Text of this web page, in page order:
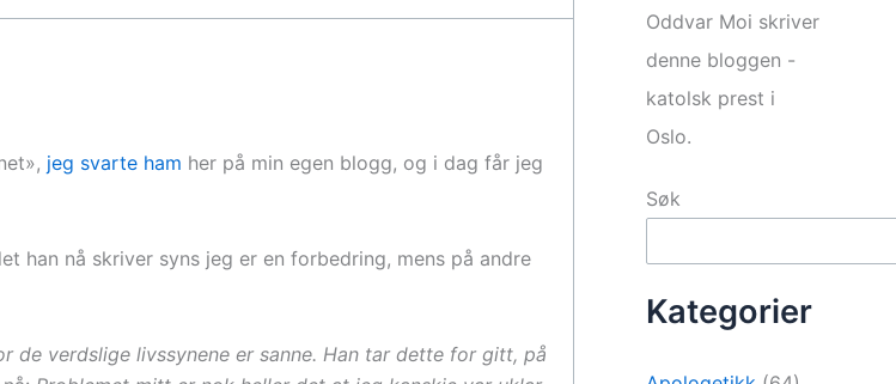
jeg svarte ham her på min egen blogg, og i dag får jeg
han nå skriver syns jeg er en forbedring, mens på andre
verdslige livssynene er sanne. Han tar dette for gitt, på
Oddvar Moi skriver
denne bloggen -
katolsk prest i
Oslo.
Søk
Kategorier